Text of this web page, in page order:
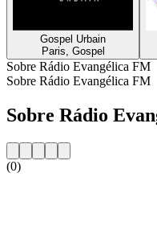
Gospel Urbain
Paris, Gospel
Sobre Rádio Evangélica FM
Sobre Rádio Evangélica FM
Sobre Rádio
(0)